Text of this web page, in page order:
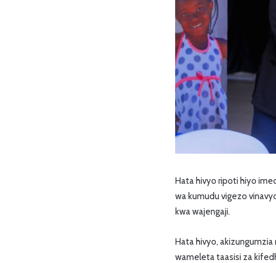
Hata hivyo ripoti hiyo
wa kumudu vigezo
kwa wajengaji.
Hata hivyo, akizungumzia
wameleta taasisi za